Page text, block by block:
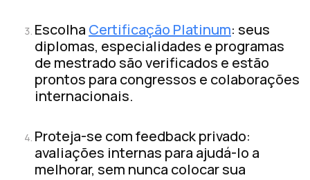
Escolha Certificação Platinum: seus
diplomas, especialidades e programas
de mestrado são verificados e estão
prontos para congressos e colaborações
internacionais.
Proteja-se com feedback privado:
avaliações internas para ajudá-lo a
melhorar, sem nunca colocar sua